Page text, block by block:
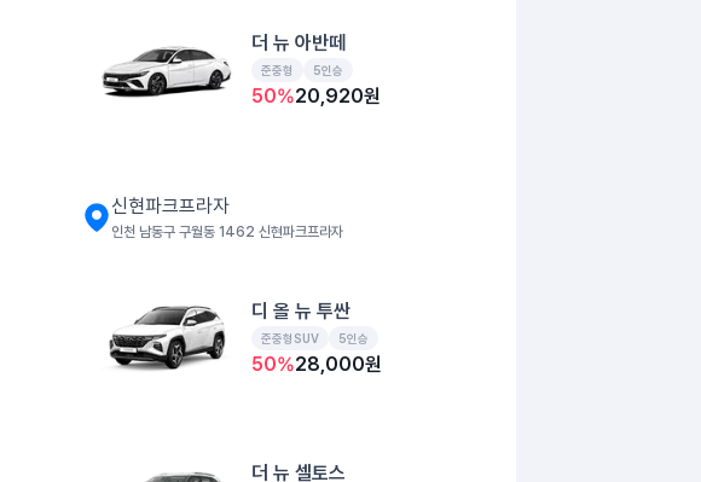
더 뉴 아반떼
준중형 5인승
50%20,920원
신현파크프라자
인천 남동구 구월동 1462 신현파크프라자
디 올 뉴 투싼
준중형SUV 5인승
50%28,000원
더 뉴 셀토스